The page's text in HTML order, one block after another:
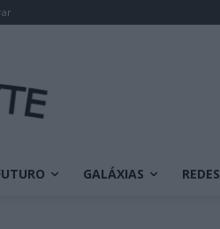
GALÁXIAS REDES